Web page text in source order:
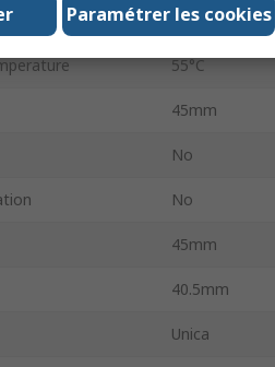
Click
55°C
45mm
No
No
45mm
40.5mm
Unica
Paramétrer les cookies